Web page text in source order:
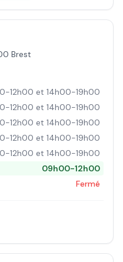
Brest
12h00 et 14h00-19h00
12h00 et 14h00-19h00
12h00 et 14h00-19h00
12h00 et 14h00-19h00
12h00 et 14h00-19h00
09h00-12h00
Fermé